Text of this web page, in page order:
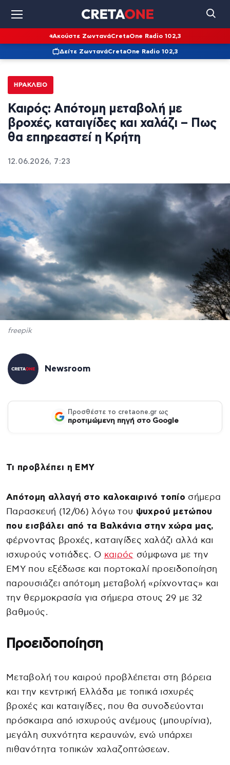
Ακούστε ΖωντανάCretaOne Radio 102,3
Δείτε ΖωντανάCretaOne Radio 102,3
ΗΡΆΚΛΕΙΟ
Καιρός: Απότομη μεταβολή με
βροχές, καταιγίδες και χαλάζι – Πως
θα επηρεαστεί η Κρήτη
12.06.2026, 7:23
freepik
Newsroom
Προσθέστε το cretaone.gr ως
προτιμώμενη πηγή στο Google
Τι προβλέπει η ΕΜΥ
Απότομη αλλαγή στο καλοκαιρινό τοπίο σήμερα
Παρασκευή (12/06) λόγω του ψυχρού μετώπου
που εισβάλει από τα Βαλκάνια στην χώρα μας,
φέρνοντας βροχές, καταιγίδες χαλάζι αλλά και
ισχυρούς νοτιάδες. Ο καιρός σύμφωνα με την
ΕΜΥ που εξέδωσε και πορτοκαλί προειδοποίηση
παρουσιάζει απότομη μεταβολή «ρίχνοντας» και
την θερμοκρασία για σήμερα στους 29 με 32
βαθμούς.
Προειδοποίηση
Μεταβολή του καιρού προβλέπεται στη βόρεια
και την κεντρική Ελλάδα με τοπικά ισχυρές
βροχές και καταιγίδες, που θα συνοδεύονται
πρόσκαιρα από ισχυρούς ανέμους (μπουρίνια),
μεγάλη συχνότητα κεραυνών, ενώ υπάρχει
πιθανότητα τοπικών χαλαζοπτώσεων.